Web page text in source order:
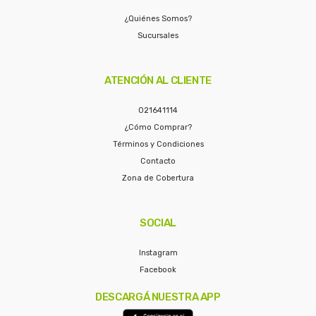
¿Quiénes Somos?
Sucursales
ATENCIÓN AL CLIENTE
021641114
¿Cómo Comprar?
Términos y Condiciones
Contacto
Zona de Cobertura
SOCIAL
Instagram
Facebook
DESCARGÁ NUESTRA APP